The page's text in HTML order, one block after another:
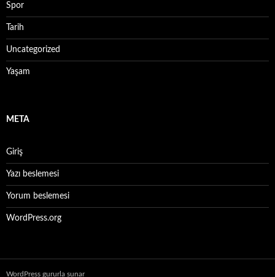
Spor
Tarih
Uncategorized
Yaşam
META
Giriş
Yazı beslemesi
Yorum beslemesi
WordPress.org
WordPress gururla sunar